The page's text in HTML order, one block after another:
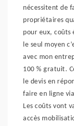
nécessitent de
propriétaires
pour eux, coûts
le seul moyen
avec mon
100 % gratuit.
le devis en
faire en ligne
Les coûts vont
accès